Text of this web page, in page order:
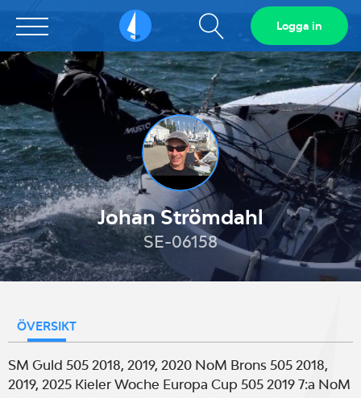
Sailarena Visa
sökfält
Logga in
Johan Strömdahl
SE-06158
ÖVERSIKT
SM Guld 505 2018, 2019, 2020 NoM Brons 505 2018,
2019, 2025 Kieler Woche Europa Cup 505 2019 7:a NoM